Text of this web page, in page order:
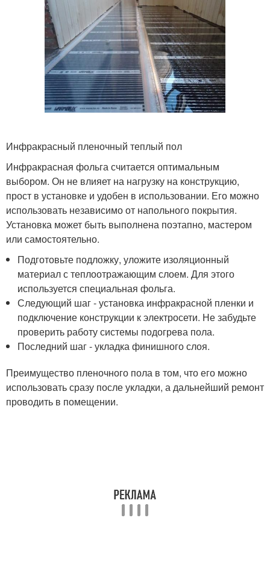
Инфракрасный пленочный теплый пол
Инфракрасная фольга считается оптимальным
выбором. Он не влияет на нагрузку на конструкцию,
прост в установке и удобен в использовании. Его можно
использовать независимо от напольного покрытия.
Установка может быть выполнена поэтапно, мастером
или самостоятельно.
Подготовьте подложку, уложите изоляционный
материал с теплоотражающим слоем. Для этого
используется специальная фольга.
Следующий шаг - установка инфракрасной пленки и
подключение конструкции к электросети. Не забудьте
проверить работу системы подогрева пола.
Последний шаг - укладка финишного слоя.
Преимущество пленочного пола в том, что его можно
использовать сразу после укладки, а дальнейший ремонт
проводить в помещении.